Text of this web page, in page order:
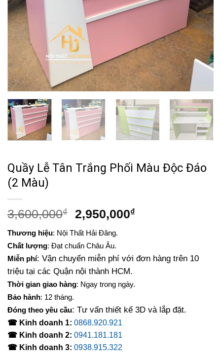
Quầy Lễ Tân Trắng Phối Màu Độc Đáo
(2 Màu)
3,600,000₫
Giá
là:
3,600,000₫.
2,950,000₫Giá
2,950,000₫.
Thương hiệu: Nội Thất Hải Đăng.
Chất lượng: Đạt chuẩn Châu Âu.
Miễn phí: Vận chuyển miễn phí với đơn hàng trên 10
triệu tại các Quận nội thành HCM.
Thời gian giao hàng: Ngay trong ngày.
Bảo hành: 12 tháng.
Đóng theo yêu cầu: Tư vấn thiết kế 3D và lắp đặt.
☎ Kinh doanh 1: 0868.920.921
☎ Kinh doanh 2: 0941.181.181
☎ Kinh doanh 3: 0938.915.322